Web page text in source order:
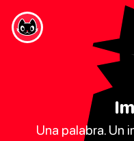
Una palabra. Un